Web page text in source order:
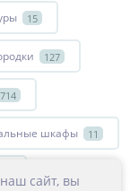
15
127
714
шкафы 11
сайт, вы